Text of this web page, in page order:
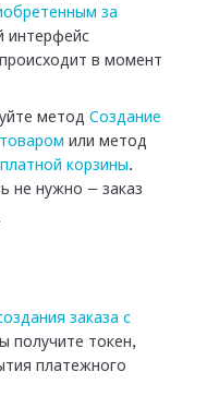
за
интерфейс
в момент
метод Создание
или метод
корзины.
не нужно — заказ
заказа с
получите токен,
платежного